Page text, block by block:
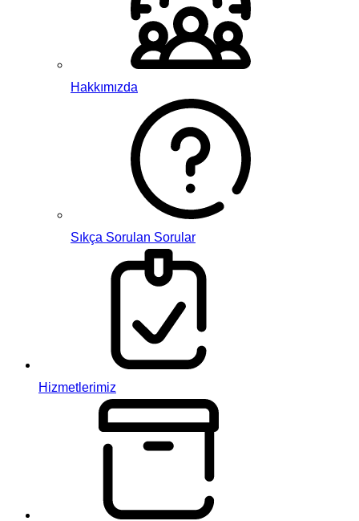
Hakkımızda
Sıkça Sorulan Sorular
Hizmetlerimiz